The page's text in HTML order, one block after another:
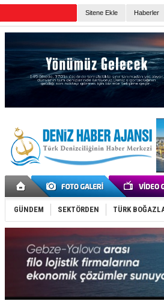
Sitene Ekle Haberler
GÜNDEM SEKTÖRDEN TÜRK